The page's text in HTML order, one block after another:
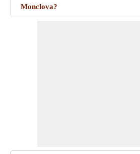
Monclova?